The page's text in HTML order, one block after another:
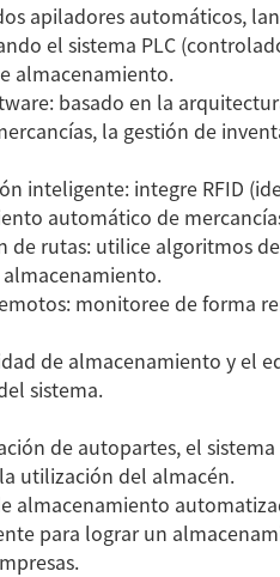
tubos de
apiladores automáticos,
el sistema PLC
almacenamiento.
basado en la
la gestión de
inteligente: integre RFID
automático de
rutas: utilice algoritmos
monitoree de forma
de almacenamiento y el
sistema.
de autopartes, el
utilización del almacén.
almacenamiento
para lograr un